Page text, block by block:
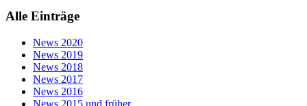
Alle Einträge
News 2020
News 2019
News 2018
News 2017
News 2016